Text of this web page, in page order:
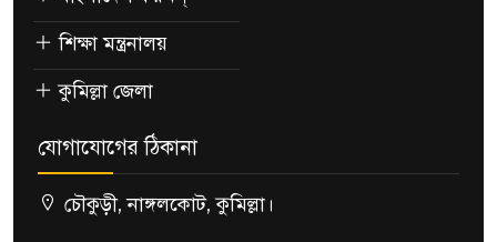
শিক্ষা মন্ত্রনালয়
কুমিল্লা জেলা
যোগাযোগের ঠিকানা
চৌকুড়ী, নাঙ্গলকোট, কুমিল্লা।